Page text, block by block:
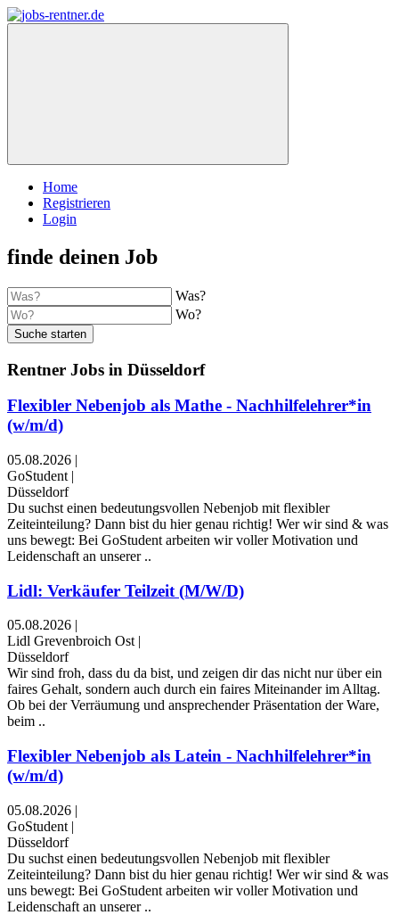
Home
Registrieren
Login
finde deinen Job
Was?
Wo?
Suche starten
Rentner Jobs in Düsseldorf
Flexibler Nebenjob als Mathe - Nachhilfelehrer*in
(w/m/d)
05.08.2026 |
GoStudent |
Düsseldorf
Du suchst einen bedeutungsvollen Nebenjob mit flexibler
Zeiteinteilung? Dann bist du hier genau richtig! Wer wir sind & was
uns bewegt: Bei GoStudent arbeiten wir voller Motivation und
Leidenschaft an unserer ..
Lidl: Verkäufer Teilzeit (M/W/D)
05.08.2026 |
Lidl Grevenbroich Ost |
Düsseldorf
Wir sind froh, dass du da bist, und zeigen dir das nicht nur über ein
faires Gehalt, sondern auch durch ein faires Miteinander im Alltag.
Ob bei der Verräumung und ansprechender Präsentation der Ware,
beim ..
Flexibler Nebenjob als Latein - Nachhilfelehrer*in
(w/m/d)
05.08.2026 |
GoStudent |
Düsseldorf
Du suchst einen bedeutungsvollen Nebenjob mit flexibler
Zeiteinteilung? Dann bist du hier genau richtig! Wer wir sind & was
uns bewegt: Bei GoStudent arbeiten wir voller Motivation und
Leidenschaft an unserer ..